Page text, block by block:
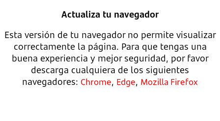
Actualiza tu navegador
Esta versión de tu navegador no permite visualizar
correctamente la página. Para que tengas una
buena experiencia y mejor seguridad, por favor
descarga cualquiera de los siguientes
navegadores: Chrome, Edge, Mozilla Firefox